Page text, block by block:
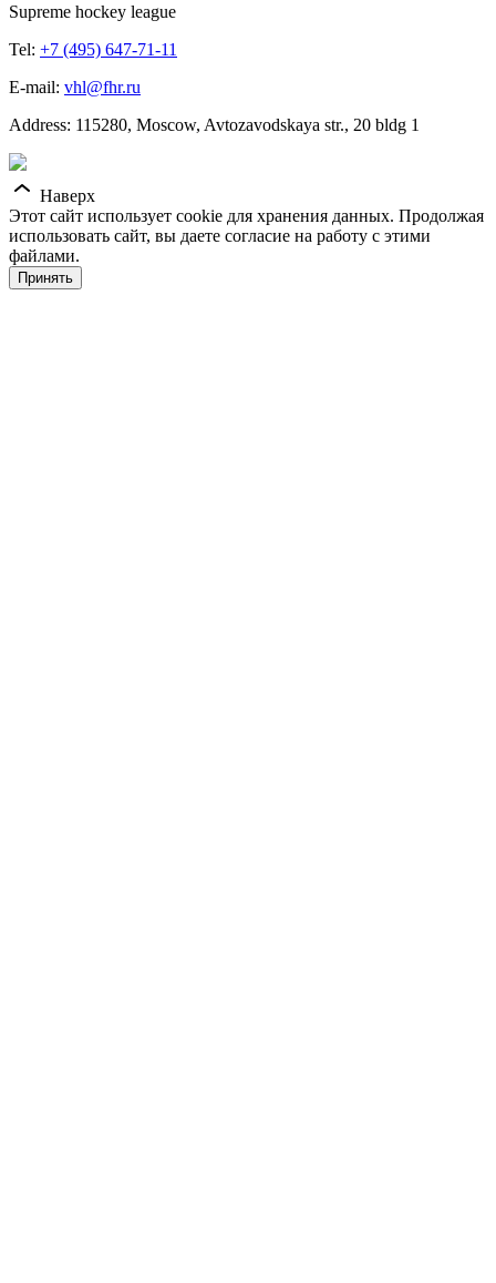
Supreme hockey league
Tel: +7 (495) 647-71-11
E-mail: vhl@fhr.ru
Address: 115280, Moscow, Avtozavodskaya str., 20 bldg 1
Наверх
Этот сайт использует cookie для хранения данных. Продолжая
использовать сайт, вы даете согласие на работу с этими
файлами.
Принять